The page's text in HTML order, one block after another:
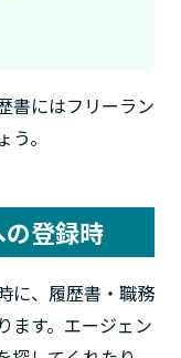
書にはフリーラン
。
登録時
に、履歴書・職務
ます。エージェン